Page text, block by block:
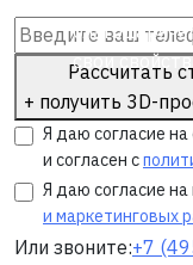
свои
Рассчитать
+ получить 3D-
Я даю согласие на
и согласен с
Я даю согласие на
и маркетинговых
Или звоните:+7